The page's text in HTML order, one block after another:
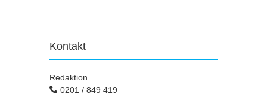
Kontakt
Redaktion
0201 / 849 419